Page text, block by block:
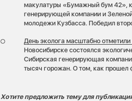
макулатуры «Бумажный бум 42»,
генерирующей компании и
молодежи Кузбасса. Победил
День эколога масштабно
Новосибирске состоялся
Сибирская генерирующая
тысяч горожан. О том, как
Хотите предложить тему для